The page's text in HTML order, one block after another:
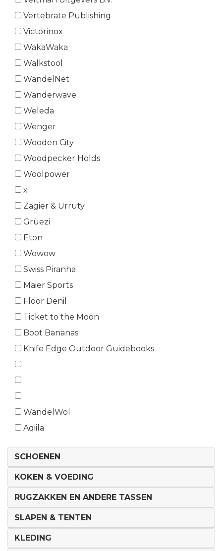
Vertebrate Publishing
Victorinox
WakaWaka
Walkstool
WandelNet
Wanderwave
Weleda
Wenger
Wooden City
Woodpecker Holds
Woolpower
x
Zagier & Urruty
Grüezi
Eton
Wowow
Swiss Piranha
Maier Sports
Floor Denil
Ticket to the Moon
Boot Bananas
Knife Edge Outdoor Guidebooks
WandelWol
Aqiila
SCHOENEN
KOKEN & VOEDING
RUGZAKKEN EN ANDERE TASSEN
SLAPEN & TENTEN
KLEDING